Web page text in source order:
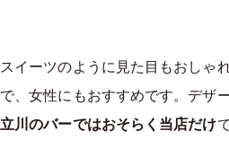
スイーツのように見た目もおしゃ
で、女性にもおすすめです。デザ
立川のバーではおそらく当店だけ